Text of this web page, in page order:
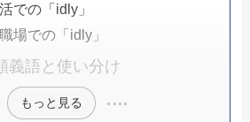
での「idly」
場での「idly」
義語と使い分け
もっと見る